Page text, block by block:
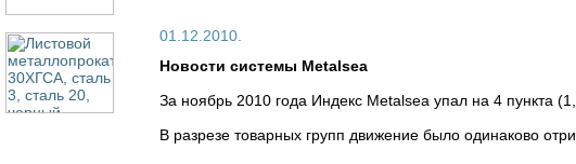
01.12.2010.
Новости cистемы Metalsea
За ноябрь 2010 года Индекс Metalsea упал на 4 пункта
В разрезе товарных групп движение было одинаково